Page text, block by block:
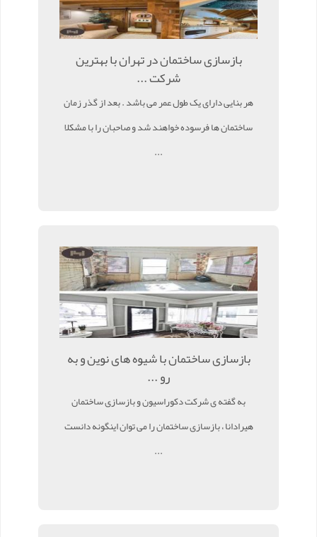
بازسازی ساختمان در تهران با بهترین
شرکت ...
هر بنایی دارای یک طول عمر می باشد . بعد از گذر زمان
ساختمان ها فرسوده خواهند شد و صاحبان را با مشکلا
...
بازسازی ساختمان با شیوه های نوین و به
رو ...
به گفته ی شرکت دکوراسیون و بازسازی ساختمان
هیرادانا ، بازسازی ساختمان را می توان اینگونه دانست
...